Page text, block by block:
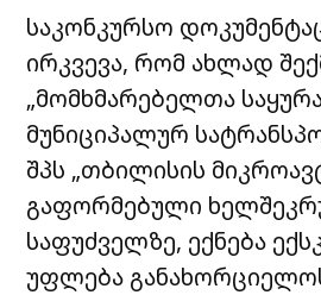
საკონკურსო
ირკვევა, რომ ახლად
„მომხმარებელთა
მუნიციპალურ
შპს „თბილისის
გაფორმებული
საფუძველზე, ექნება
უფლება